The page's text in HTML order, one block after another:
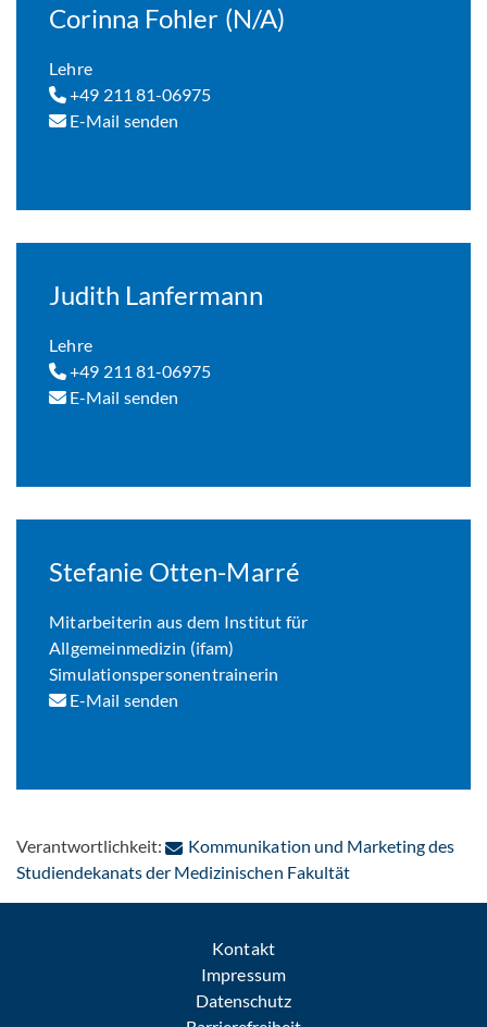
Corinna Fohler (N/A)
Lehre
+49 211 81-06975
E-Mail senden
Judith Lanfermann
Lehre
+49 211 81-06975
E-Mail senden
Stefanie Otten-Marré
Mitarbeiterin aus dem Institut für
Allgemeinmedizin (ifam)
Simulationspersonentrainerin
E-Mail senden
Verantwortlichkeit:
Kommunikation und Marketing des
Studiendekanats der Medizinischen Fakultät: Per E-Mail
Kontakt
Impressum
Datenschutz